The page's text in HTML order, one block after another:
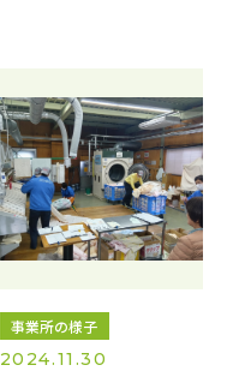
事業所の様子
2024.11.30